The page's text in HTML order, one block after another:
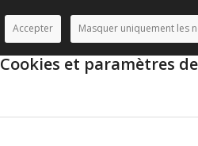
Accepter Masquer uniquement les
Cookies et paramètres